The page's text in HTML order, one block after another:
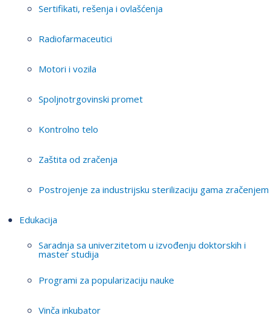
Sertifikati, rešenja i ovlašćenja
Radiofarmaceutici
Motori i vozila
Spoljnotrgovinski promet
Kontrolno telo
Zaštita od zračenja
Postrojenje za industrijsku sterilizaciju gama zračenjem
Edukacija
Saradnja sa univerzitetom u izvođenju doktorskih i
master studija
Programi za popularizaciju nauke
Vinča inkubator